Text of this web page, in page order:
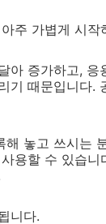
주 가볍게 시작
아 증가하고,
기 때문입니다.
놓고 쓰시는
용할 수 있습
니다.